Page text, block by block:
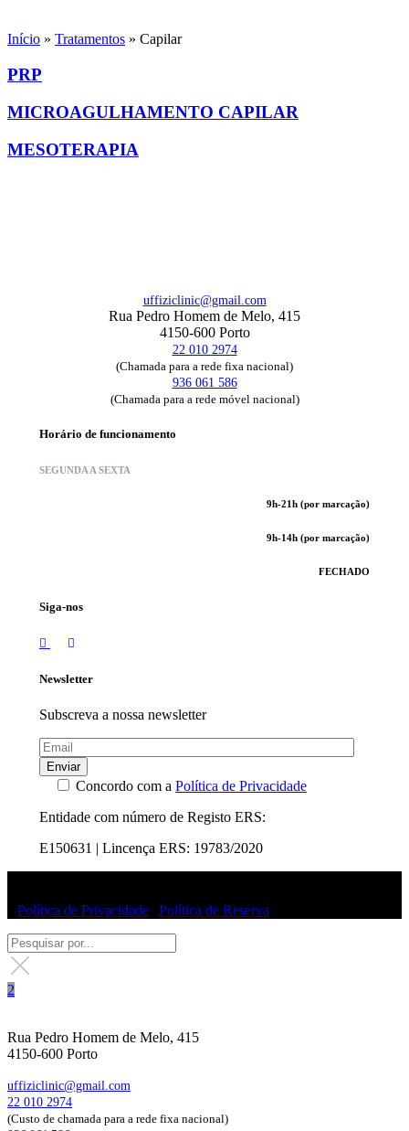
Início » Tratamentos » Capilar
PRP
MICROAGULHAMENTO CAPILAR
MESOTERAPIA
uffiziclinic@gmail.com
Rua Pedro Homem de Melo, 415
4150-600 Porto
22 010 2974
(Chamada para a rede fixa nacional)
936 061 586
(Chamada para a rede móvel nacional)
Horário de funcionamento
SEGUNDA A SEXTA
9h-21h (por marcação)
9h-14h (por marcação)
FECHADO
Siga-nos
Newsletter
Subscreva a nossa newsletter
Enviar
Concordo com a Política de Privacidade
Entidade com número de Registo ERS:
E150631 | Lincença ERS: 19783/2020
Política de Privacidade Política de Reserva
Rua Pedro Homem de Melo, 415
4150-600 Porto
uffiziclinic@gmail.com
22 010 2974
(Custo de chamada para a rede fixa nacional)